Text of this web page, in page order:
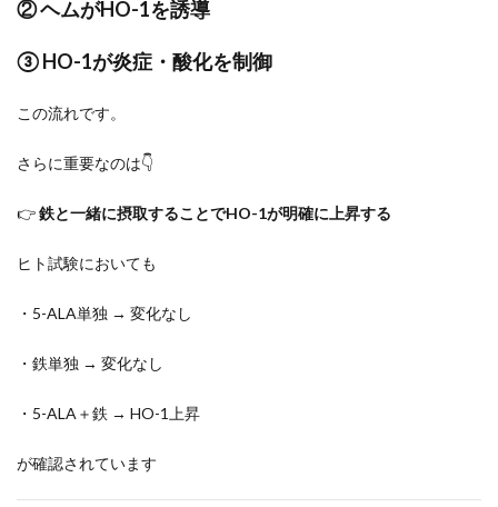
② ヘムがHO-1を誘導
③ HO-1が炎症・酸化を制御
この流れです。
さらに重要なのは👇
👉鉄と一緒に摂取することでHO-1が明確に上昇する
ヒト試験においても
・5-ALA単独 → 変化なし
・鉄単独 → 変化なし
・5-ALA＋鉄 → HO-1上昇
が確認されています